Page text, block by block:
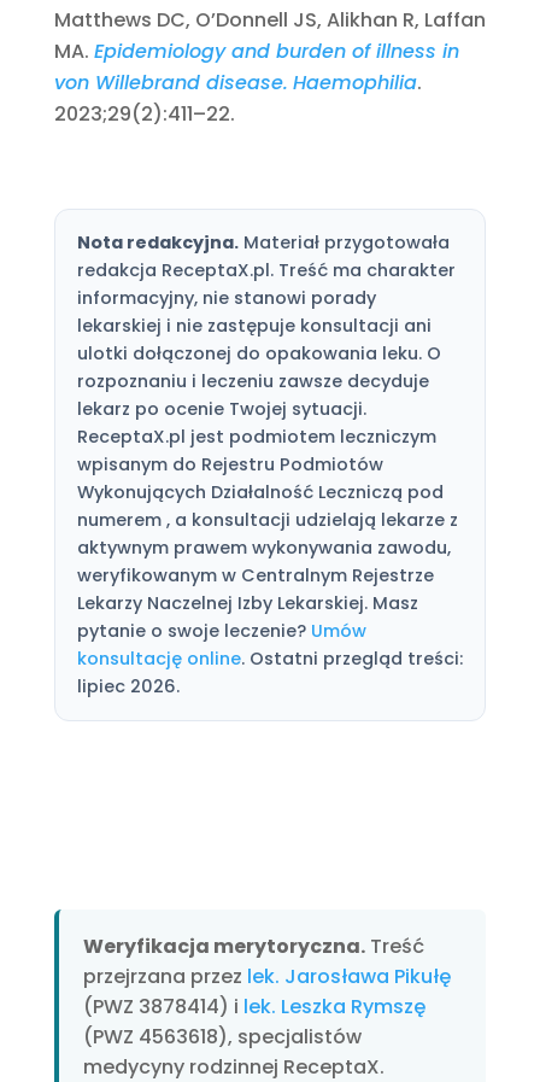
Matthews DC, O’Donnell JS, Alikhan R, Laffan
MA. Epidemiology and burden of illness in
von Willebrand disease. Haemophilia.
2023;29(2):411–22.
Nota redakcyjna.Materiał przygotowała
redakcja ReceptaX.pl. Treść ma charakter
informacyjny, nie stanowi porady
lekarskiej i nie zastępuje konsultacji ani
ulotki dołączonej do opakowania leku. O
rozpoznaniu i leczeniu zawsze decyduje
lekarz po ocenie Twojej sytuacji.
ReceptaX.pl jest podmiotem leczniczym
wpisanym do Rejestru Podmiotów
Wykonujących Działalność Leczniczą pod
numerem , a konsultacji udzielają lekarze z
aktywnym prawem wykonywania zawodu,
weryfikowanym w Centralnym Rejestrze
Lekarzy Naczelnej Izby Lekarskiej. Masz
pytanie o swoje leczenie? Umów
konsultację online. Ostatni przegląd treści:
lipiec 2026.
Weryfikacja merytoryczna.Treść
przejrzana przez lek. Jarosława Pikułę
(PWZ 3878414) i lek. Leszka Rymszę
(PWZ 4563618), specjalistów
medycyny rodzinnej ReceptaX.